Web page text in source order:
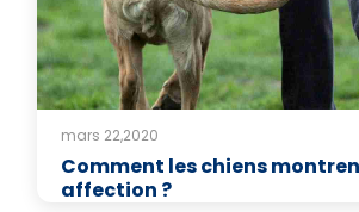
mars 22,2020
Comment les chiens
affection ?